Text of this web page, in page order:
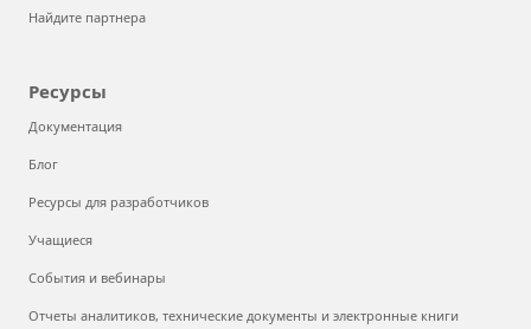
Найдите партнера
Ресурсы
Документация
Блог
Ресурсы для разработчиков
Учащиеся
События и вебинары
Отчеты аналитиков, технические документы и электронные книги